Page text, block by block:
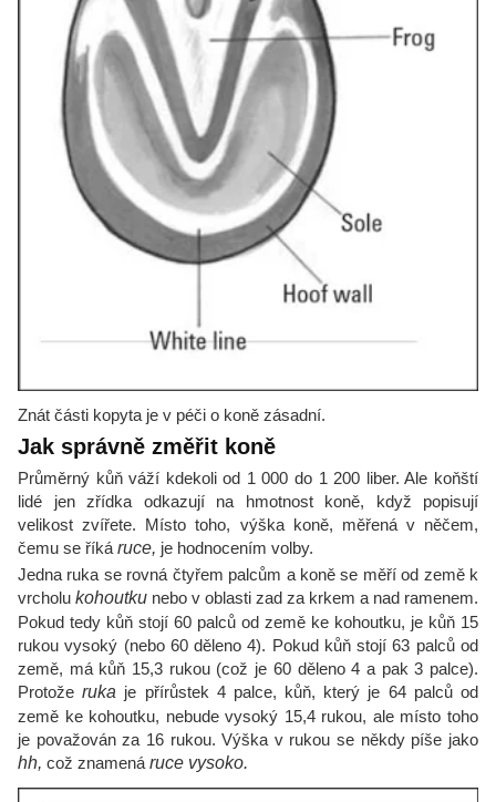
Znát části kopyta je v péči o koně zásadní.
Jak správně změřit koně
Průměrný kůň váží kdekoli od 1 000 do 1 200 liber. Ale koňští
lidé jen zřídka odkazují na hmotnost koně, když popisují
velikost zvířete. Místo toho, výška koně, měřená v něčem,
čemu se říká ruce, je hodnocením volby.
Jedna ruka se rovná čtyřem palcům a koně se měří od země k
vrcholu kohoutku nebo v oblasti zad za krkem a nad ramenem.
Pokud tedy kůň stojí 60 palců od země ke kohoutku, je kůň 15
rukou vysoký (nebo 60 děleno 4). Pokud kůň stojí 63 palců od
země, má kůň 15,3 rukou (což je 60 děleno 4 a pak 3 palce).
Protožeruka je přírůstek 4 palce, kůň, který je 64 palců od
země ke kohoutku, nebude vysoký 15,4 rukou, ale místo toho
je považován za 16 rukou. Výška v rukou se někdy píše jako
hh, což znamená ruce vysoko.